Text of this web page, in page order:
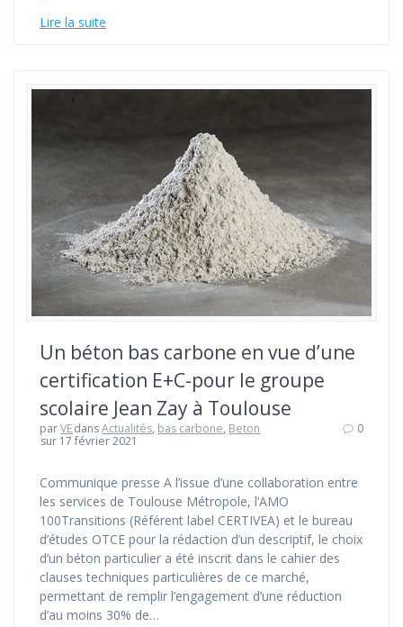
Lire la suite
Un béton bas carbone en vue d’une
certification E+C-pour le groupe
scolaire Jean Zay à Toulouse
parVEdansActualités, bas carbone, Beton
sur 17 février 2021
0
Communique presse A l’issue d’une collaboration entre
les services de Toulouse Métropole, l’AMO
100Transitions (Référent label CERTIVEA) et le bureau
d’études OTCE pour la rédaction d’un descriptif, le choix
d’un béton particulier a été inscrit dans le cahier des
clauses techniques particulières de ce marché,
permettant de remplir l’engagement d’une réduction
d’au moins 30% de…